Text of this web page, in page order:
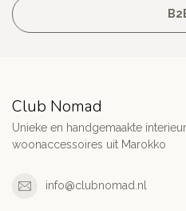
Club Nomad
Unieke en handgemaakte
woonaccessoires uit Marokko
info@clubnomad.nl